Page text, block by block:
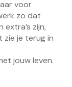
voor
zo dat
zijn,
zie je terug in
jouw leven.